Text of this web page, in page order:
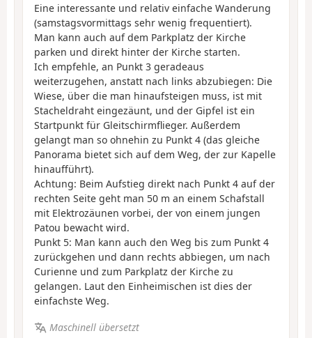
Eine interessante und relativ einfache Wanderung
(samstagsvormittags sehr wenig frequentiert).
Man kann auch auf dem Parkplatz der Kirche
parken und direkt hinter der Kirche starten.
Ich empfehle, an Punkt 3 geradeaus
weiterzugehen, anstatt nach links abzubiegen: Die
Wiese, über die man hinaufsteigen muss, ist mit
Stacheldraht eingezäunt, und der Gipfel ist ein
Startpunkt für Gleitschirmflieger. Außerdem
gelangt man so ohnehin zu Punkt 4 (das gleiche
Panorama bietet sich auf dem Weg, der zur Kapelle
hinaufführt).
Achtung: Beim Aufstieg direkt nach Punkt 4 auf der
rechten Seite geht man 50 m an einem Schafstall
mit Elektrozäunen vorbei, der von einem jungen
Patou bewacht wird.
Punkt 5: Man kann auch den Weg bis zum Punkt 4
zurückgehen und dann rechts abbiegen, um nach
Curienne und zum Parkplatz der Kirche zu
gelangen. Laut den Einheimischen ist dies der
einfachste Weg.
Maschinell übersetzt